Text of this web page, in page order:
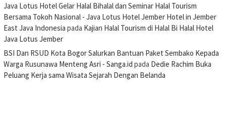
Java Lotus Hotel Gelar Halal Bihalal dan Seminar Halal Tourism
Bersama Tokoh Nasional - Java Lotus Hotel Jember Hotel in Jember
East Java Indonesia pada Kajian Halal Tourism di Halal Bi Halal Hotel
Java Lotus Jember
BSI Dan RSUD Kota Bogor Salurkan Bantuan Paket Sembako Kepada
Warga Rusunawa Menteng Asri - Sanga.id pada Dedie Rachim Buka
Peluang Kerja sama Wisata Sejarah Dengan Belanda